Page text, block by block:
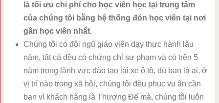
là tối ưu chi phí cho học viên học tại trung tâm
của chúng tôi bằng hệ thống đón học viên tại nơi
gần học viên nhất.
Chúng tôi có đội ngũ giáo viên dạy thực hành lâu
năm, tất cả đều có chứng chỉ sư phạm và có trên 5
năm trong lãnh vực đào tạo lái xe ô tô, dù bạn là ai, ở
vị trí nào trong xã hội, chúng tôi đều phục vụ ân cần
bạn vì khách hàng là Thượng Đế mà, chúng tôi luôn